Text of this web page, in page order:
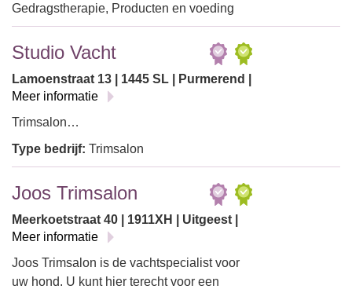
Gedragstherapie, Producten en voeding
Studio Vacht
Lamoenstraat 13 | 1445 SL | Purmerend |
Meer informatie
Trimsalon…
Type bedrijf: Trimsalon
Joos Trimsalon
Meerkoetstraat 40 | 1911XH | Uitgeest |
Meer informatie
Joos Trimsalon is de vachtspecialist voor
uw hond. U kunt hier terecht voor een